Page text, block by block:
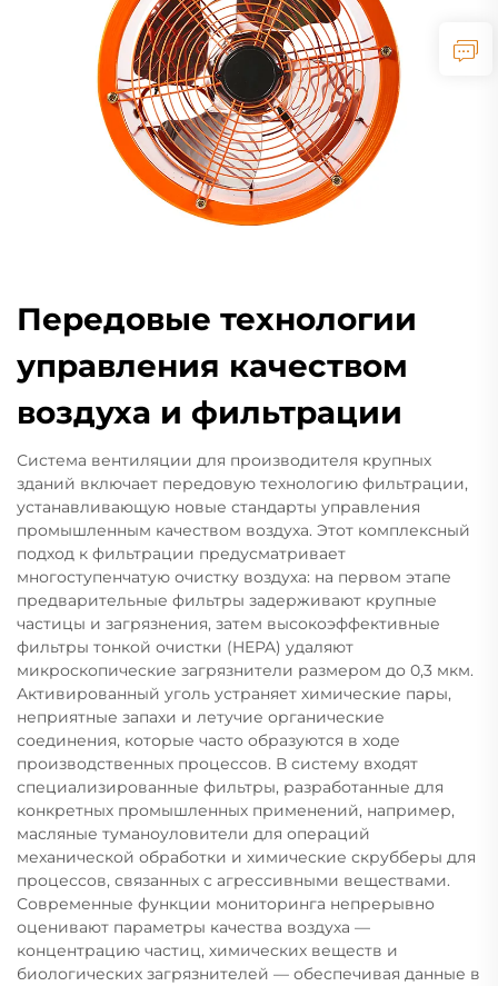
Передовые технологии
управления качеством
воздуха и фильтрации
Система вентиляции для производителя крупных
зданий включает передовую технологию фильтрации,
устанавливающую новые стандарты управления
промышленным качеством воздуха. Этот комплексный
подход к фильтрации предусматривает
многоступенчатую очистку воздуха: на первом этапе
предварительные фильтры задерживают крупные
частицы и загрязнения, затем высокоэффективные
фильтры тонкой очистки (HEPA) удаляют
микроскопические загрязнители размером до 0,3 мкм.
Активированный уголь устраняет химические пары,
неприятные запахи и летучие органические
соединения, которые часто образуются в ходе
производственных процессов. В систему входят
специализированные фильтры, разработанные для
конкретных промышленных применений, например,
масляные туманоуловители для операций
механической обработки и химические скрубберы для
процессов, связанных с агрессивными веществами.
Современные функции мониторинга непрерывно
оценивают параметры качества воздуха —
концентрацию частиц, химических веществ и
биологических загрязнителей — обеспечивая данные в